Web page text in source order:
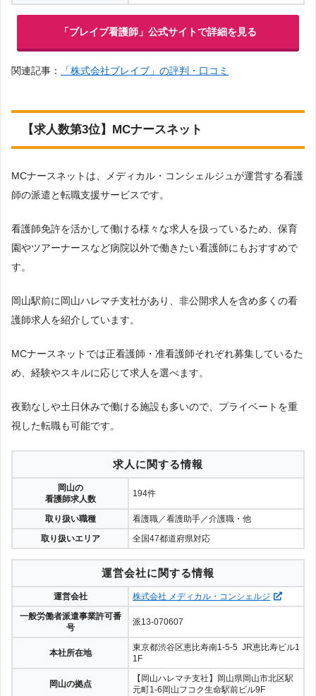
「ブレイブ看護師」公式サイトで詳細を見る
関連記事： 「株式会社ブレイブ」の評判・口コミ
【求人数第3位】MCナースネット
MCナースネットは、メディカル・コンシェルジュが運営する看護
師の派遣と転職支援サービスです。
看護師免許を活かして働ける様々な求人を扱っているため、保育
園やツアーナースなど病院以外で働きたい看護師にもおすすめで
す。
岡山駅前に岡山ハレマチ支社があり、非公開求人を含め多くの看
護師求人を紹介しています。
MCナースネットでは正看護師・准看護師それぞれ募集しているた
め、経験やスキルに応じて求人を選べます。
夜勤なしや土日休みで働ける施設も多いので、プライベートを重
視した転職も可能です。
求人に関する情報
岡山の
看護師求人数
194件
取り扱い職種
看護職／看護助手／介護職・他
取り扱いエリア
全国47都道府県対応
運営会社に関する情報
運営会社
株式会社 メディカル・コンシェルジ
一般労働者派遣事業許可番
号
派13-070607
本社所在地
東京都渋谷区恵比寿南1-5-5 JR恵比寿ビル1
1F
岡山の拠点
【岡山ハレマチ支社】岡山県岡山市北区駅
元町1-6岡山フコク生命駅前ビル9F